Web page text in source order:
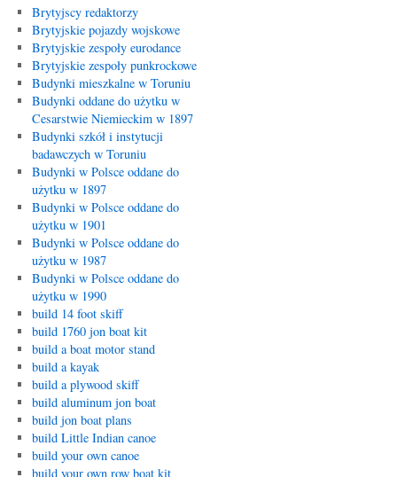
Brytyjscy redaktorzy
Brytyjskie pojazdy wojskowe
Brytyjskie zespoły eurodance
Brytyjskie zespoły punkrockowe
Budynki mieszkalne w Toruniu
Budynki oddane do użytku w
Cesarstwie Niemieckim w 1897
Budynki szkół i instytucji
badawczych w Toruniu
Budynki w Polsce oddane do
użytku w 1897
Budynki w Polsce oddane do
użytku w 1901
Budynki w Polsce oddane do
użytku w 1987
Budynki w Polsce oddane do
użytku w 1990
build 14 foot skiff
build 1760 jon boat kit
build a boat motor stand
build a kayak
build a plywood skiff
build aluminum jon boat
build jon boat plans
build Little Indian canoe
build your own canoe
build your own row boat kit